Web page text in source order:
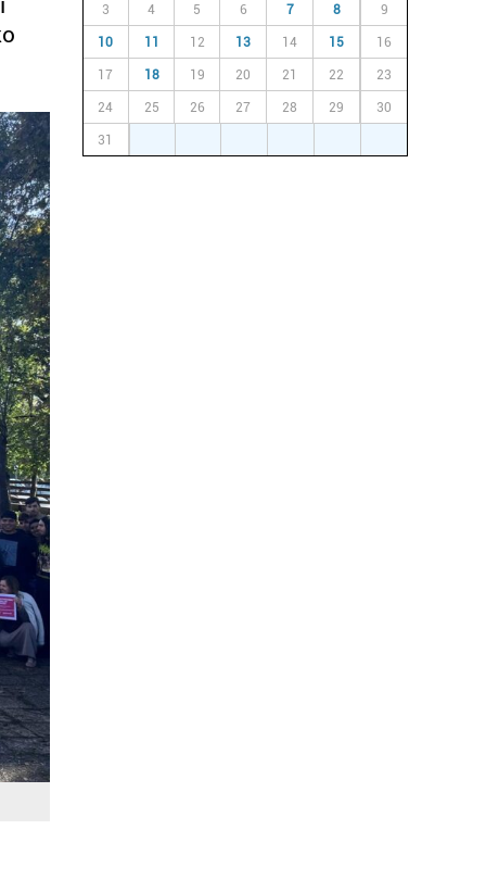
3 4 5 6 7 8 9
10 11 12 13 14 15 16
17 18 19 20 21 22 23
24 25 26 27 28 29 30
31